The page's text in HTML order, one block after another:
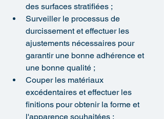
des surfaces stratifiées ;
Surveiller le processus de
durcissement et effectuer les
ajustements nécessaires pour
garantir une bonne adhérence et
une bonne qualité ;
Couper les matériaux
excédentaires et effectuer les
finitions pour obtenir la forme et
l'apparence souhaitées ;